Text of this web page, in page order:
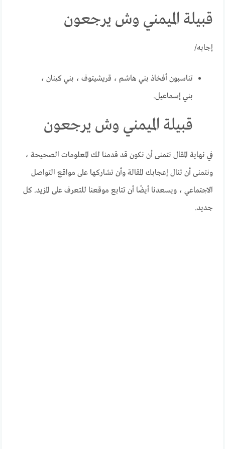
قبيلة الميمني وش يرجعون
إجابه/
تناسبون أفخاذ بني هاشم ، قريشيتوف ، بني كينان ،
بني إسماعيل.
قبيلة الميمني وش يرجعون
في نهاية المقال نتمنى أن نكون قد قدمنا ​​لك المعلومات الصحيحة ،
ونتمنى أن تنال إعجابك المقالة وأن تشاركها على مواقع التواصل
الاجتماعي ، ويسعدنا أيضًا أن تتابع موقعنا للتعرف على المزيد. كل
جديد.